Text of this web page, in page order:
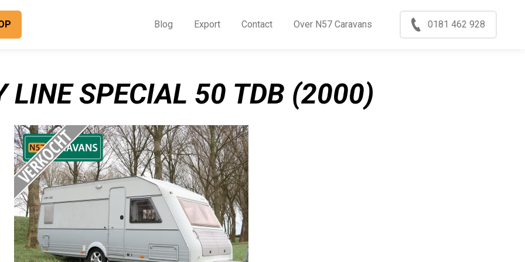
Blog Export Contact Over N57 Caravans 0181 462 928
LINE SPECIAL 50 TDB (2000)
Blog